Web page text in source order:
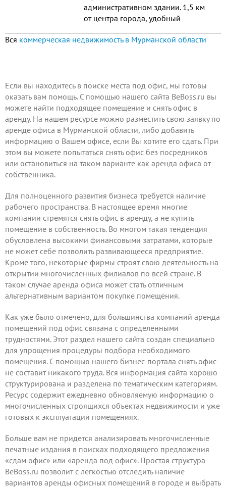
административном здании. 1,5 км
от центра города, удобный
для автомашин.
Вся коммерческая недвижимость в Мурманской области
Если вы находитесь в поиске места под офис, мы готовы
оказать вам помощь. С помощью нашего сайта BeBoss.ru вы
можете найти подходящее помещение и снять офис в
аренду. На нашем ресурсе можно разместить свою заявку по
аренде офиса в Мурманской области, либо добавить
информацию о Вашем офисе, если Вы хотите его сдать. При
этом вы можете попытаться снять офис без посредников
или остановиться на таком варианте как аренда офиса от
собственника.
Для полноценного развития бизнеса требуется наличие
рабочего пространства. В настоящее время многие
компании стремятся снять офис в аренду, а не купить
помещение в собственность. Во многом такая тенденция
обусловлена высокими финансовыми затратами, которые
не может себе позволить развивающееся предприятие.
Кроме того, некоторые фирмы строят свою деятельность на
открытии многочисленных филиалов по всей стране. В
таком случае аренда офиса может стать отличным
альтернативным вариантом покупке помещения.
Как уже было отмечено, для большинства компаний аренда
помещений под офис связана с определенными
трудностями. Этот раздел нашего сайта создан специально
для упрощения процедуры подбора необходимого
помещения. С помощью нашего бизнес-портала снять офис
не составит никакого труда. Вся информация сайта хорошо
структурирована и разделена по тематическим категориям.
Ресурс содержит ежедневно обновляемую информацию о
многочисленных строящихся объектах недвижимости и уже
готовых к эксплуатации помещениях.
Больше вам не придется анализировать многочисленные
печатные издания в поисках подходящего предложения
«сдам офис» или «аренда под офис». Простая структура
BeBoss.ru позволит с легкостью отследить наличие
вариантов аренды офисных помещений в городе и выбрать